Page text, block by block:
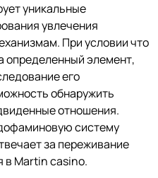
уникальные
увлечения
При условии что
определенный элемент,
его
обнаружить
отношения.
систему
за переживание
в Martin casino.